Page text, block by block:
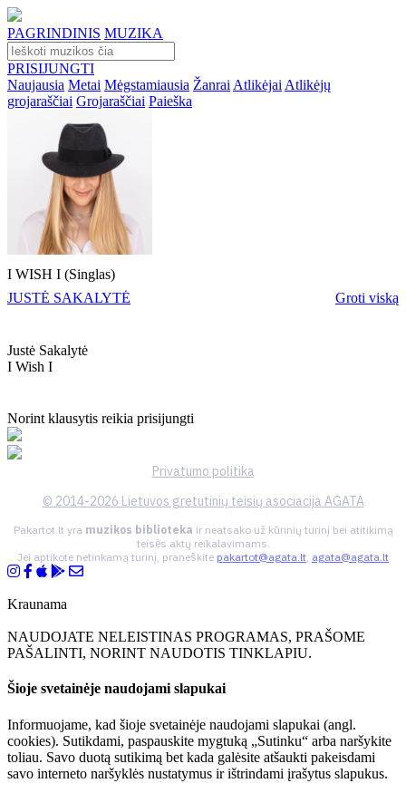
PAGRINDINIS MUZIKA
PRISIJUNGTI
Naujausia Metai Mėgstamiausia Žanrai Atlikėjai Atlikėjų
grojaraščiai Grojaraščiai Paieška
I WISH I (Singlas)
JUSTĖ SAKALYTĖ
Groti viską
Justė Sakalytė
I Wish I
Norint klausytis reikia prisijungti
Privatumo politika
© 2014-2026 Lietuvos gretutinių teisių asociacija AGATA
Pakartot.lt yra muzikos biblioteka ir neatsako už kūrinių turinį bei atitikimą
teisės aktų reikalavimams.
Jei aptikote netinkamą turinį, praneškite pakartot@agata.lt, agata@agata.lt
Kraunama
NAUDOJATE NELEISTINAS PROGRAMAS, PRAŠOME
PAŠALINTI, NORINT NAUDOTIS TINKLAPIU.
Šioje svetainėje naudojami slapukai
Informuojame, kad šioje svetainėje naudojami slapukai (angl.
cookies). Sutikdami, paspauskite mygtuką „Sutinku“ arba naršykite
toliau. Savo duotą sutikimą bet kada galėsite atšaukti pakeisdami
savo interneto naršyklės nustatymus ir ištrindami įrašytus slapukus.